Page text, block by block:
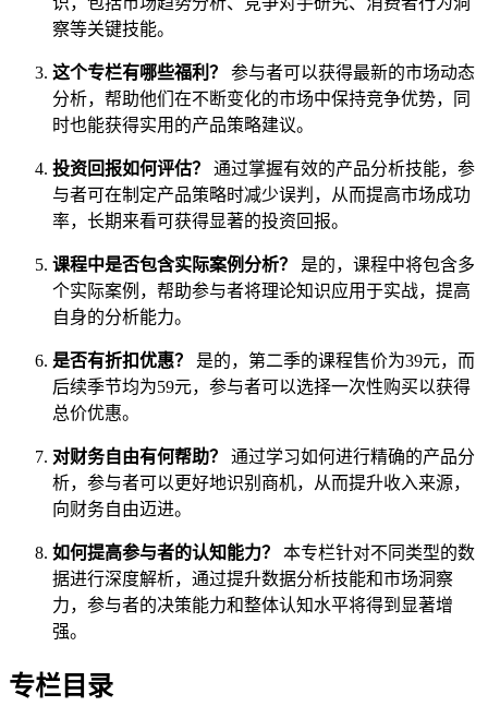
察等关键技能。
这个专栏有哪些福利？
参与者可以获得最新的市场动态
分析，帮助他们在不断变化的市场中保持竞争优势，同
时也能获得实用的产品策略建议。
投资回报如何评估？
通过掌握有效的产品分析技能，参
与者可在制定产品策略时减少误判，从而提高市场成功
率，长期来看可获得显著的投资回报。
课程中是否包含实际案例分析？
是的，课程中将包含多
个实际案例，帮助参与者将理论知识应用于实战，提高
自身的分析能力。
是否有折扣优惠？
是的，第二季的课程售价为39元，而
后续季节均为59元，参与者可以选择一次性购买以获得
总价优惠。
对财务自由有何帮助？
通过学习如何进行精确的产品分
析，参与者可以更好地识别商机，从而提升收入来源，
向财务自由迈进。
如何提高参与者的认知能力？
本专栏针对不同类型的数
据进行深度解析，通过提升数据分析技能和市场洞察
力，参与者的决策能力和整体认知水平将得到显著增
强。
专栏目录